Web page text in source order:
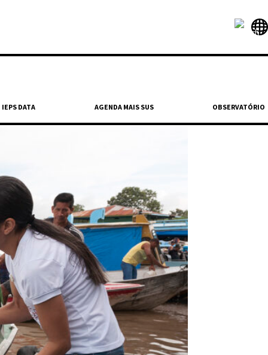
IEPS DATA AGENDA MAIS SUS OBSERVATÓRIO